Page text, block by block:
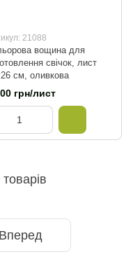
21088
вощина для
свічок, лист
см, оливкова
грн/лист
Вперед